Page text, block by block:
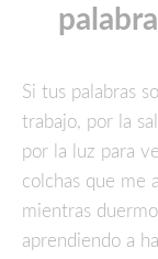
Si tus palabras
trabajo, por la
por la luz para
colchas que me
mientras
aprendiendo a